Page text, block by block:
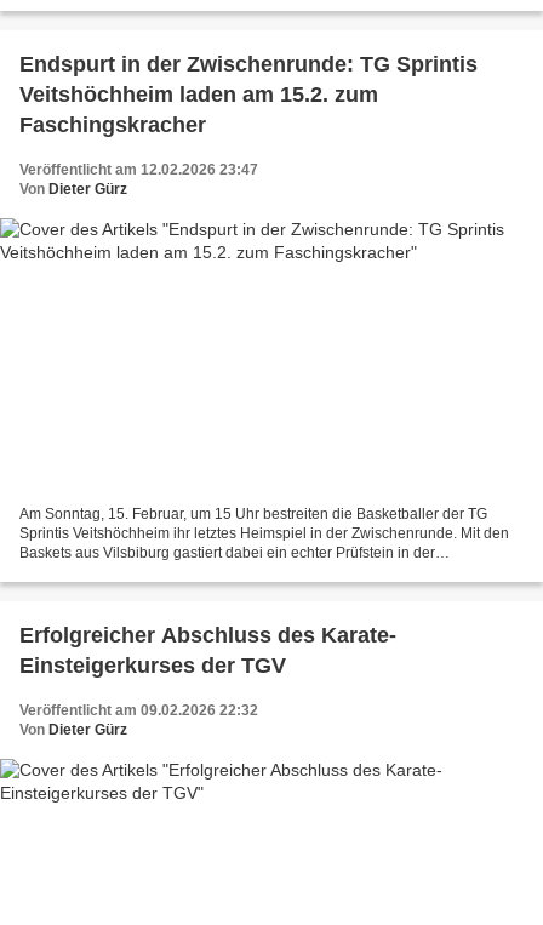
Endspurt in der Zwischenrunde: TG Sprintis
Veitshöchheim laden am 15.2. zum
Faschingskracher
Veröffentlicht am 12.02.2026 23:47
Von Dieter Gürz
Am Sonntag, 15. Februar, um 15 Uhr bestreiten die Basketballer der TG
Sprintis Veitshöchheim ihr letztes Heimspiel in der Zwischenrunde. Mit den
Baskets aus Vilsbiburg gastiert dabei ein echter Prüfstein in der
Erfolgreicher Abschluss des Karate-
Einsteigerkurses der TGV
Veröffentlicht am 09.02.2026 22:32
Von Dieter Gürz